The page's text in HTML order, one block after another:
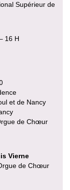
Supérieur de
16 H
et de Nancy
de Chœur
Vierne
de Chœur